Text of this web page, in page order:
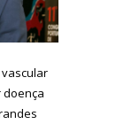
doença